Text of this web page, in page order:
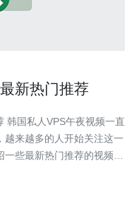
新热门推荐
越来越多的人开始关注这一
些最新热门推荐的视频资
在韩国备受欢迎，也受到